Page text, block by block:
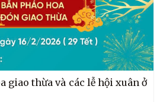
giao thừa và các lễ hội xuân ở